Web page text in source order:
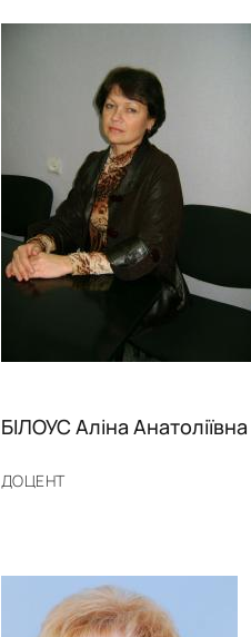
ДОЦЕНТ
БІЛОУС Аліна Анатоліївна